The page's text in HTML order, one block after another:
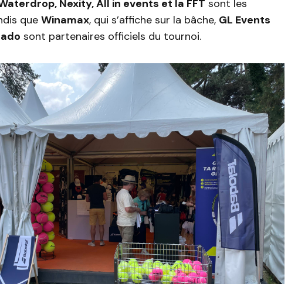
Nexity, All in events et la FFT sont les
que Winamax, qui s’affiche sur la bâche, GL Events
sont partenaires officiels du tournoi.